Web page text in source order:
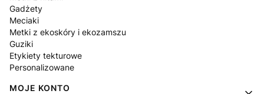
Gadżety
Meciaki
Metki z ekoskóry i ekozamszu
Guziki
Etykiety tekturowe
Personalizowane
MOJE KONTO